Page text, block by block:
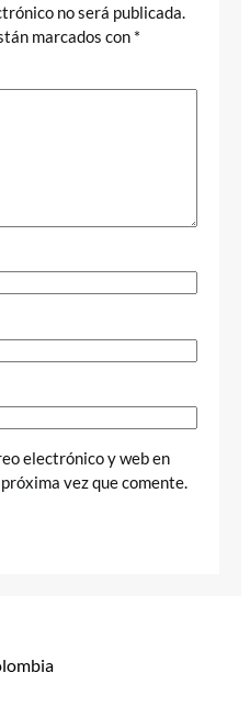
no será publicada.
marcados con *
electrónico y web en
vez que comente.